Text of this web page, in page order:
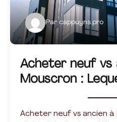
Par cappuyns.pro
Acheter neuf vs
Mouscron :
Acheter neuf vs ancien à